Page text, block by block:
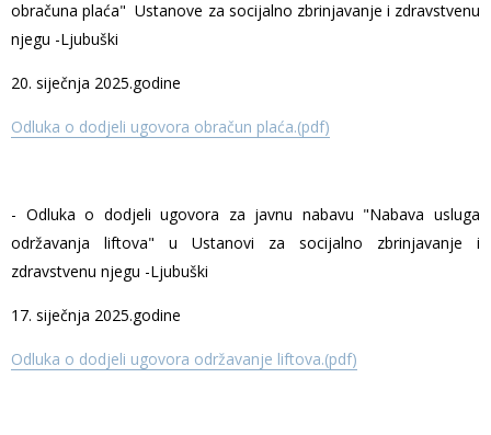
obračuna plaća" Ustanove za socijalno zbrinjavanje i zdravstvenu
njegu -Ljubuški
20. siječnja 2025.godine
Odluka o dodjeli ugovora obračun plaća.(pdf)
- Odluka o dodjeli ugovora za javnu nabavu "Nabava usluga
održavanja liftova" u Ustanovi za socijalno zbrinjavanje i
zdravstvenu njegu -Ljubuški
17. siječnja 2025.godine
Odluka o dodjeli ugovora održavanje liftova.(pdf)